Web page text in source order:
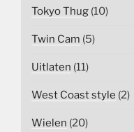
Tokyo Thug (10)
Twin Cam (5)
Uitlaten (11)
West Coast style (2)
Wielen (20)